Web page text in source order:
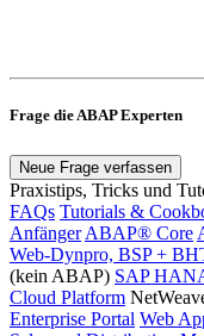
Frage die ABAP Experten
Neue Frage verfassen
Praxistips, Tricks und
FAQs Tutorials &
Anfänger ABAP® Core
Web-Dynpro, BSP +
(kein ABAP) SAP
Cloud Platform
Enterprise Portal Web